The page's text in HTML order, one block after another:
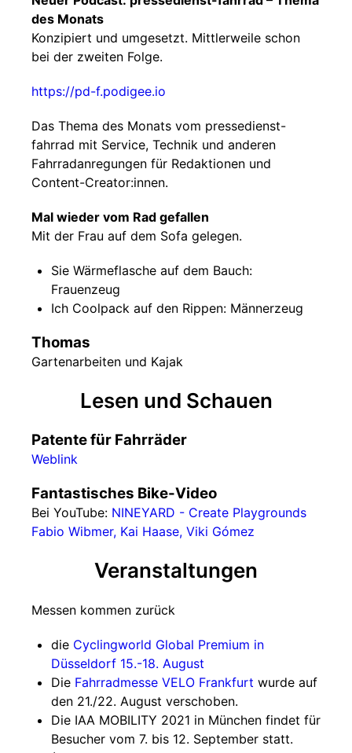
des Monats
Konzipiert und umgesetzt. Mittlerweile schon
bei der zweiten Folge.
https://pd-f.podigee.io
Das Thema des Monats vom pressedienst-
fahrrad mit Service, Technik und anderen
Fahrradanregungen für Redaktionen und
Content-Creator:innen.
Mal wieder vom Rad gefallen
Mit der Frau auf dem Sofa gelegen.
Sie Wärmeflasche auf dem Bauch:
Frauenzeug
Ich Coolpack auf den Rippen: Männerzeug
Thomas
Gartenarbeiten und Kajak
Lesen und Schauen
Patente für Fahrräder
Weblink
Fantastisches Bike-Video
Bei YouTube: NINEYARD - Create Playgrounds
Fabio Wibmer, Kai Haase, Viki Gómez
Veranstaltungen
Messen kommen zurück
die Cyclingworld Global Premium in
Düsseldorf 15.-18. August
Die Fahrradmesse VELO Frankfurt wurde auf
den 21./22. August verschoben.
Die IAA MOBILITY 2021 in München findet für
Besucher vom 7. bis 12. September statt.